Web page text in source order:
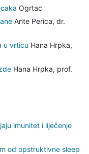
Ogrtac
Ante Perica, dr.
u vrticu Hana Hrpka,
Hana Hrpka, prof.
imunitet i liječenje
od opstruktivne sleep